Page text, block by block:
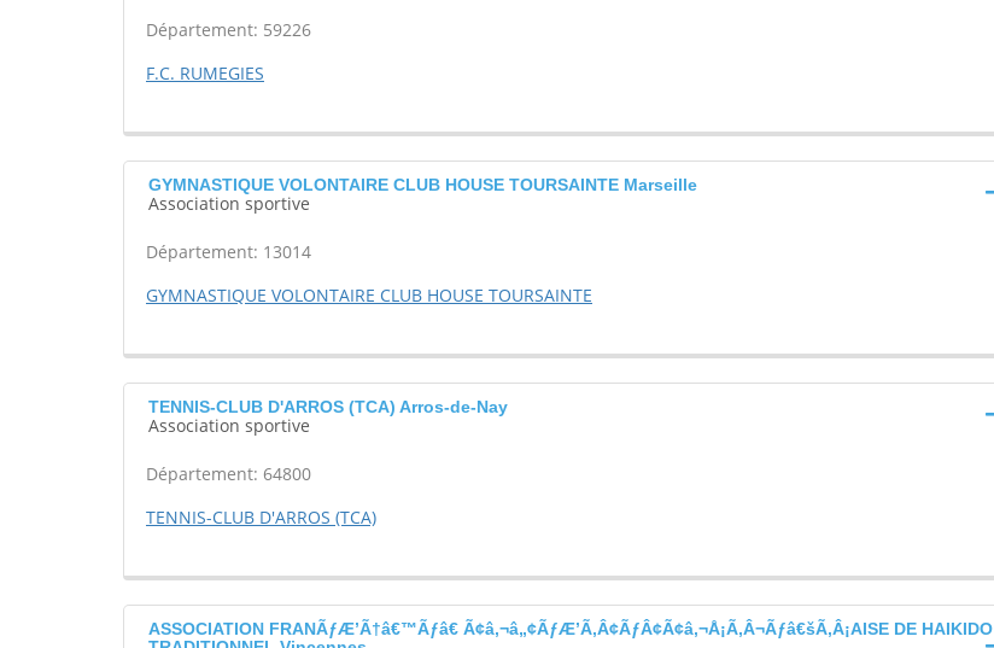
Département: 59226
F.C. RUMEGIES
GYMNASTIQUE VOLONTAIRE CLUB HOUSE TOURSAINTE Marseille
Association sportive
Département: 13014
GYMNASTIQUE VOLONTAIRE CLUB HOUSE TOURSAINTE
TENNIS-CLUB D'ARROS (TCA) Arros-de-Nay
Association sportive
Département: 64800
TENNIS-CLUB D'ARROS (TCA)
ASSOCIATION FRANÃƒÆ’Ã†â€™Ãƒâ€ Ã¢â‚¬â„¢ÃƒÆ’Ã‚Â¢ÃƒÂ¢Ã¢â‚¬Å¡Ã‚Â¬Ãƒâ€šÃ‚Â¡AISE DE HAIKIDO